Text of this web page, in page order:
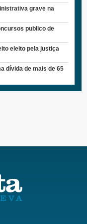
grave na
publico de
eleito pela justiça
dívida de mais de 65